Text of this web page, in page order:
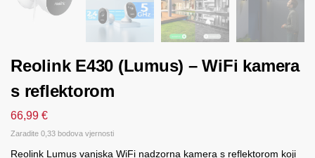
Reolink E430 (Lumus) – WiFi kamera
s reflektorom
66,99 €
Zaradite 0,33 bodova vjernosti
Reolink Lumus vanjska WiFi nadzorna kamera s reflektorom koji